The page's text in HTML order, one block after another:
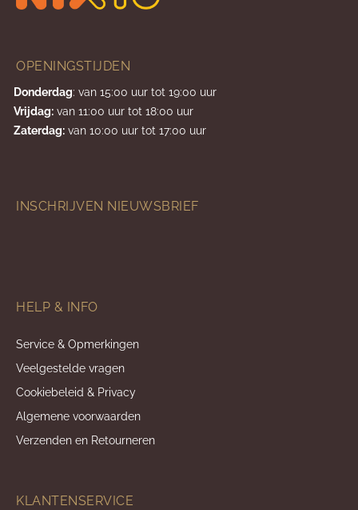
OPENINGSTIJDEN
Donderdag: van 15:00 uur tot 19:00 uur
Vrijdag: van 11:00 uur tot 18:00 uur
Zaterdag: van 10:00 uur tot 17:00 uur
INSCHRIJVEN NIEUWSBRIEF
HELP & INFO
Service & Opmerkingen
Veelgestelde vragen
Cookiebeleid & Privacy
Algemene voorwaarden
Verzenden en Retourneren
KLANTENSERVICE